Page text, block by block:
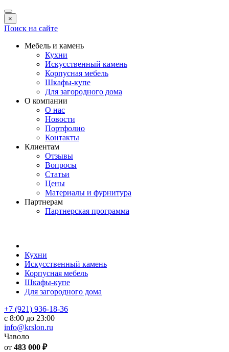
×
Поиск на сайте
Мебель и камень
Кухни
Искусственный камень
Корпусная мебель
Шкафы-купе
Для загородного дома
О компании
О нас
Новости
Портфолио
Контакты
Клиентам
Отзывы
Вопросы
Статьи
Цены
Материалы и фурнитура
Партнерам
Партнерская программа
Кухни
Искусственный камень
Корпусная мебель
Шкафы-купе
Для загородного дома
+7 (921) 936-18-36
с 8:00 до 23:00
info@krslon.ru
Чаволо
от 483 000 ₽